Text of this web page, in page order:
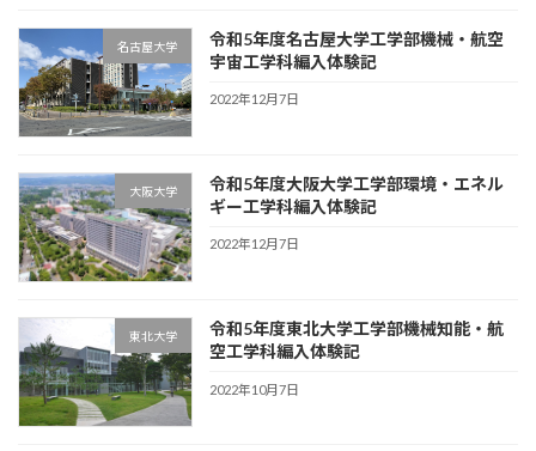
名古屋大学
令和5年度名古屋大学工学部機械・航空
宇宙工学科編入体験記
2022年12月7日
大阪大学
令和5年度大阪大学工学部環境・エネル
ギー工学科編入体験記
2022年12月7日
東北大学
令和5年度東北大学工学部機械知能・航
空工学科編入体験記
2022年10月7日